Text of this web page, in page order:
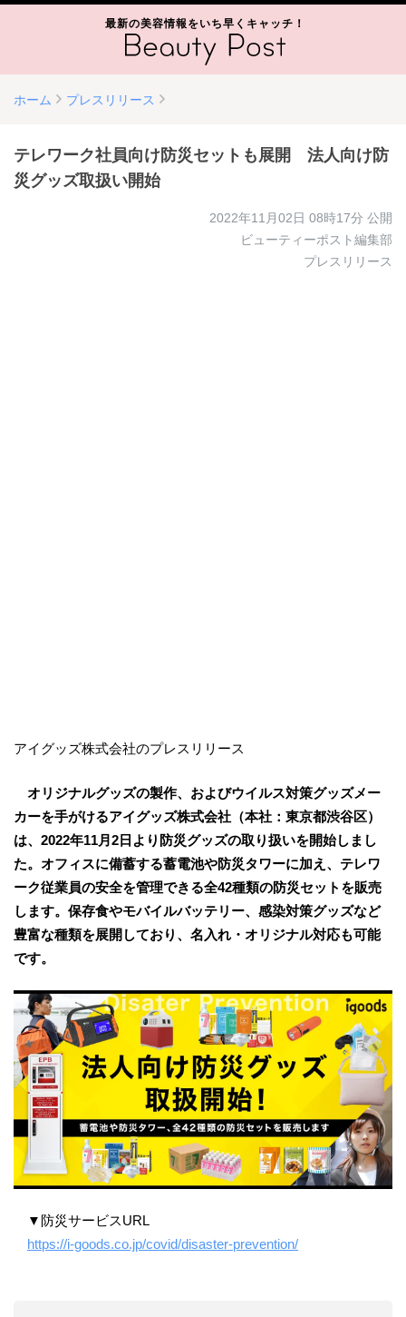
最新の美容情報をいち早くキャッチ！
ホーム プレスリリース
テレワーク社員向け防災セットも展開 法人向け防
災グッズ取扱い開始
2022年11月02日 08時17分 公開
ビューティーポスト編集部
プレスリリース
アイグッズ株式会社のプレスリリース
オリジナルグッズの製作、およびウイルス対策グッズメー
カーを手がけるアイグッズ株式会社（本社：東京都渋谷区）
は、2022年11月2日より防災グッズの取り扱いを開始しまし
た。オフィスに備蓄する蓄電池や防災タワーに加え、テレワ
ーク従業員の安全を管理できる全42種類の防災セットを販売
します。保存食やモバイルバッテリー、感染対策グッズなど
豊富な種類を展開しており、名入れ・オリジナル対応も可能
です。
▼防災サービスURL
https://i-goods.co.jp/covid/disaster-prevention/